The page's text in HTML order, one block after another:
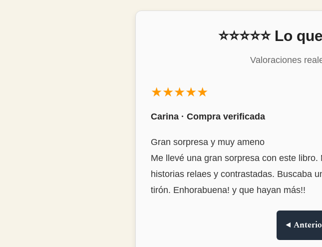
⭐⭐⭐⭐⭐ Lo
Valoraciones
★★★★★
Carina · Compra verificada
Gran sorpresa y muy ameno
Me llevé una gran sorpresa con este
historias relaes y contrastadas. Buscaba
tirón. Enhorabuena! y que hayan más!!
◀